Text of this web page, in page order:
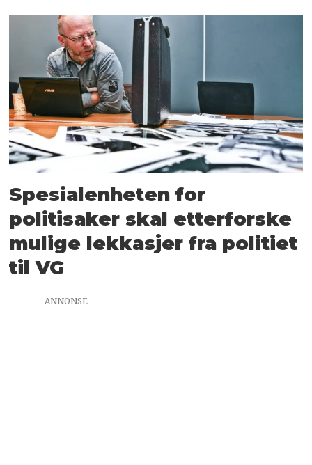
Spesialenheten for
politisaker skal etterforske
mulige lekkasjer fra politiet
til VG
ANNONSE